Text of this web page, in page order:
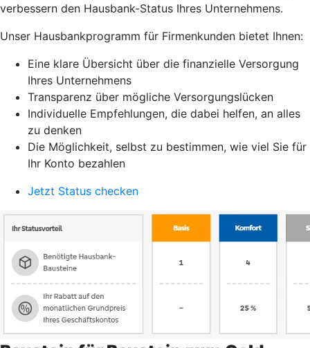
verbessern den Hausbank-Status Ihres Unternehmens.
Unser Hausbankprogramm für Firmenkunden bietet Ihnen:
Eine klare Übersicht über die finanzielle Versorgung
Ihres Unternehmens
Transparenz über mögliche Versorgungslücken
Individuelle Empfehlungen, die dabei helfen, an alles
zu denken
Die Möglichkeit, selbst zu bestimmen, wie viel Sie für
Ihr Konto bezahlen
Jetzt Status checken